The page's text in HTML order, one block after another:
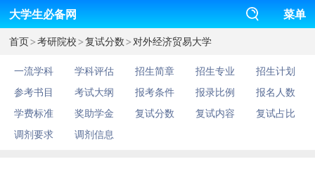
大学生必备网 菜单
首页>考研院校>复试分数>对外经济贸易大学
一流学科 学科评估 招生简章 招生专业
招生计划
参考书目
考试大纲 报考条件 报录比例
报名人数
学费标准
奖助学金 复试分数 复试内容
复试占比
调剂要求
调剂信息